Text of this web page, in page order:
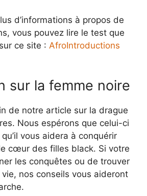
d’informations à propos de
vous pouvez lire le test que
ce site : AfroIntroductions
sur la femme noire
de notre article sur la drague
Nous espérons que celui-ci
vous aidera à conquérir
cœur des filles black. Si votre
les conquêtes ou de trouver
vie, nos conseils vous aideront